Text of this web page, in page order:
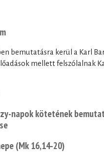
bemutatásra kerül a Karl
mellett felszólalnak
napok kötetének
(Mk 16,14-20)